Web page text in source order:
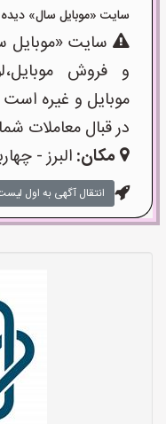
سایت «موبایل سال» دیده ام و کد
سایت «موبایل
و فروش
موبایل و غیره
در قبال معاملات
مکان:البرز -
انتقال آگهی به اول